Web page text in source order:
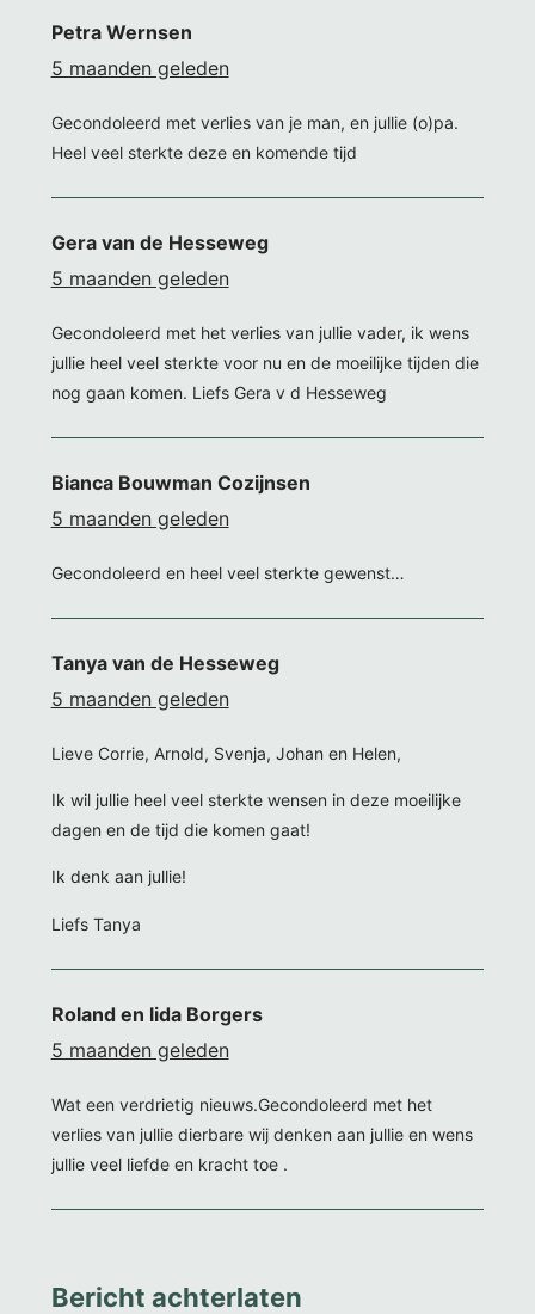
Petra Wernsen
5 maanden geleden
Gecondoleerd met verlies van je man, en jullie (o)pa.
Heel veel sterkte deze en komende tijd
Gera van de Hesseweg
5 maanden geleden
Gecondoleerd met het verlies van jullie vader, ik wens
jullie heel veel sterkte voor nu en de moeilijke tijden die
nog gaan komen. Liefs Gera v d Hesseweg
Bianca Bouwman Cozijnsen
5 maanden geleden
Gecondoleerd en heel veel sterkte gewenst…
Tanya van de Hesseweg
5 maanden geleden
Lieve Corrie, Arnold, Svenja, Johan en Helen,
Ik wil jullie heel veel sterkte wensen in deze moeilijke
dagen en de tijd die komen gaat!
Ik denk aan jullie!
Liefs Tanya
Roland en lida Borgers
5 maanden geleden
Wat een verdrietig nieuws.Gecondoleerd met het
verlies van jullie dierbare wij denken aan jullie en wens
jullie veel liefde en kracht toe .
Bericht achterlaten